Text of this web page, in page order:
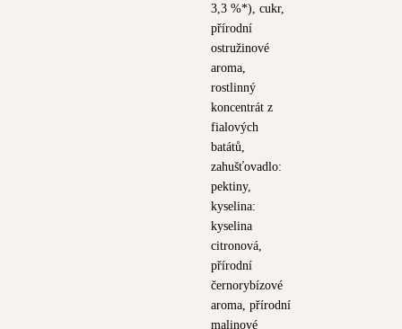
3,3 %*), cukr,
přírodní
ostružinové
aroma,
rostlinný
koncentrát z
fialových
batátů,
zahušťovadlo:
pektiny,
kyselina:
kyselina
citronová,
přírodní
černorybízové
aroma, přírodní
malinové